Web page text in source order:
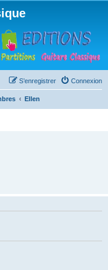
Connexion
S’enregistrer
Ellen